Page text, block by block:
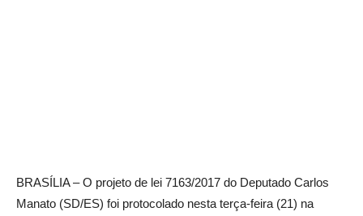
BRASÍLIA – O projeto de lei 7163/2017 do Deputado Carlos
Manato (SD/ES) foi protocolado nesta terça-feira (21) na